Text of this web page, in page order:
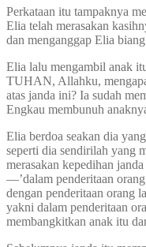
Perkataan itu tampaknya
Elia telah merasakan
dan menganggap Elia
Elia lalu mengambil anak
TUHAN, Allahku,
atas janda ini? Ia sudah
Engkau membunuh
Elia berdoa seakan dia
seperti dia sendirilah yang
merasakan kepedihan
—’dalam penderitaan
dengan penderitaan
yakni dalam penderitaan
membangkitkan anak itu